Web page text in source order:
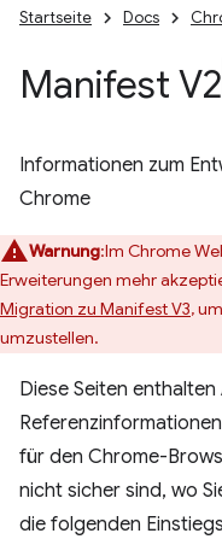
Startseite Docs
Manifest V2
Informationen zum
Chrome
Warnung:Im Chrome
Erweiterungen mehr
Migration zu Manifest V3,
umzustellen.
Diese Seiten
für den Chrome-
nicht sicher sind, wo
die folgenden